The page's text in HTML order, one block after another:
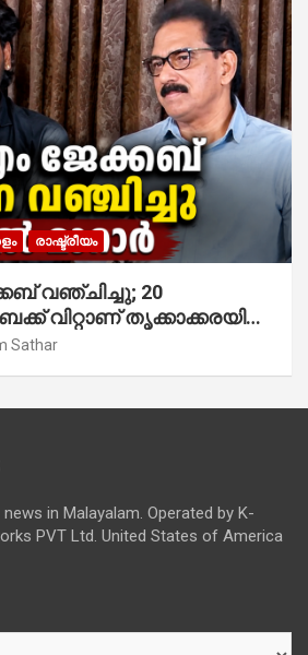
രാഷ്ട്രീയം
വഞ്ചിച്ചു; 20
വിറ്റാണ് തൃക്കാക്കരയില്‍
രണ്ടേ രണ്ടുപേര്‍
20 വിട്ടു
Sathar
in Malayalam. Operated by K-
PVT Ltd. United States of America